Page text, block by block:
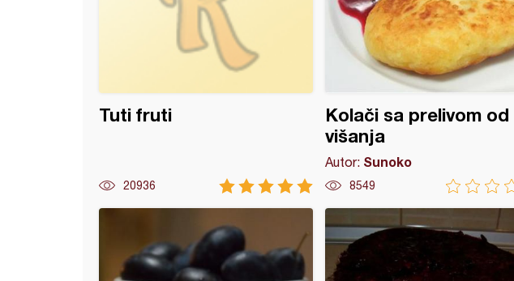
Tuti fruti
20936
Kolači sa prelivom od
višanja
Autor: Sunoko
8549